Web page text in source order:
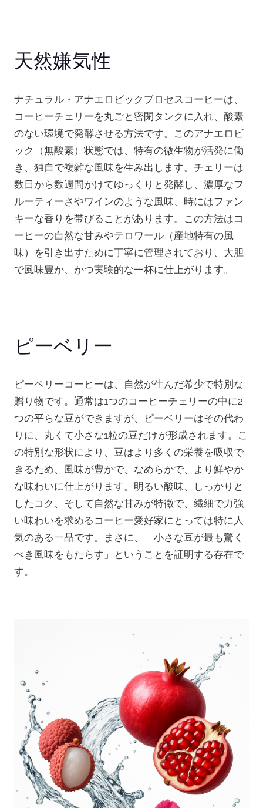
天然嫌気性
ナチュラル・アナエロビックプロセスコーヒーは、
コーヒーチェリーを丸ごと密閉タンクに入れ、酸素
のない環境で発酵させる方法です。このアナエロビ
ック（無酸素）状態では、特有の微生物が活発に働
き、独自で複雑な風味を生み出します。チェリーは
数日から数週間かけてゆっくりと発酵し、濃厚なフ
ルーティーさやワインのような風味、時にはファン
キーな香りを帯びることがあります。この方法はコ
ーヒーの自然な甘みやテロワール（産地特有の風
味）を引き出すために丁寧に管理されており、大胆
で風味豊か、かつ実験的な一杯に仕上がります。
ピーベリー
ピーベリーコーヒーは、自然が生んだ希少で特別な
贈り物です。通常は1つのコーヒーチェリーの中に2
つの平らな豆ができますが、ピーベリーはその代わ
りに、丸くて小さな1粒の豆だけが形成されます。こ
の特別な形状により、豆はより多くの栄養を吸収で
きるため、風味が豊かで、なめらかで、より鮮やか
な味わいに仕上がります。明るい酸味、しっかりと
したコク、そして自然な甘みが特徴で、繊細で力強
い味わいを求めるコーヒー愛好家にとっては特に人
気のある一品です。まさに、「小さな豆が最も驚く
べき風味をもたらす」ということを証明する存在で
す。